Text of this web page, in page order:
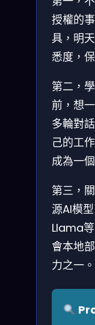
授權的
具，明
悉度，
第二，
前，想
多輪對
己的工
成為一
第三，
源AI模
Llama
會本地
力之一。